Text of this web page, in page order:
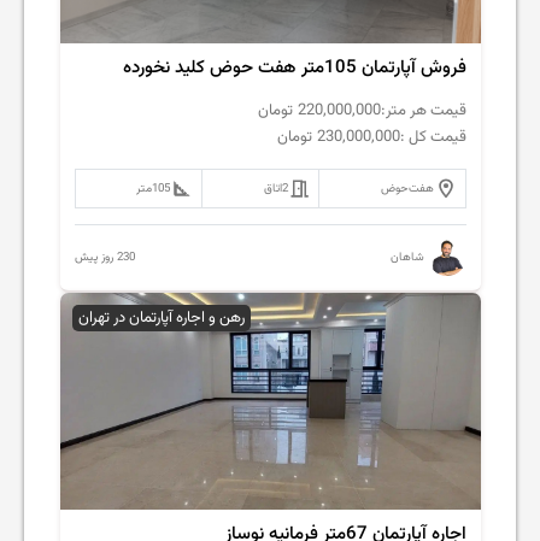
فروش آپارتمان 105متر هفت حوض کلید نخورده
قیمت هر متر:220,000,000 تومان
قیمت کل :230,000,000 تومان
هفت‌حوض 2اتاق 105متر
شاهان 230 روز پیش
رهن و اجاره آپارتمان در تهران
اجاره آپارتمان 67متر فرمانیه نوساز